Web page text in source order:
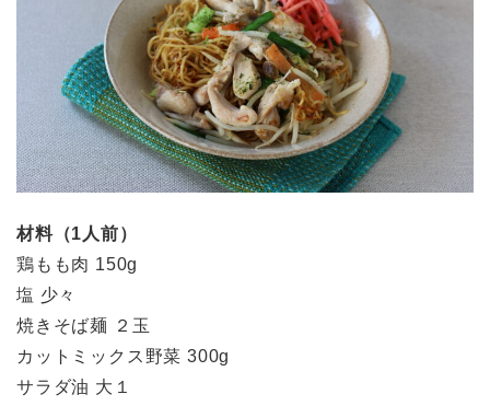
材料（1人前）
鶏もも肉 150g
塩 少々
焼きそば麺 ２玉
カットミックス野菜 300g
サラダ油 大１